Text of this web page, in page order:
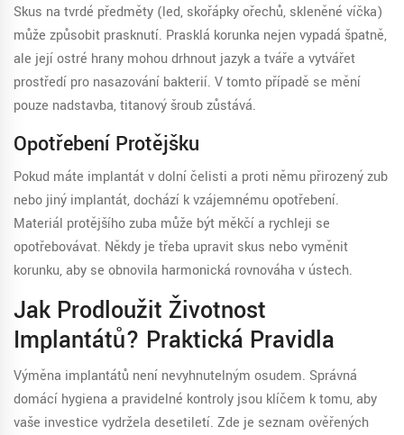
Skus na tvrdé předměty (led, skořápky ořechů, skleněné víčka)
může způsobit prasknutí. Prasklá korunka nejen vypadá špatně,
ale její ostré hrany mohou drhnout jazyk a tváře a vytvářet
prostředí pro nasazování bakterií. V tomto případě se mění
pouze nadstavba, titanový šroub zůstává.
Opotřebení Protějšku
Pokud máte implantát v dolní čelisti a proti němu přirozený zub
nebo jiný implantát, dochází k vzájemnému opotřebení.
Materiál protějšího zuba může být měkčí a rychleji se
opotřebovávat. Někdy je třeba upravit skus nebo vyměnit
korunku, aby se obnovila harmonická rovnováha v ústech.
Jak Prodloužit Životnost
Implantátů? Praktická Pravidla
Výměna implantátů není nevyhnutelným osudem. Správná
domácí hygiena a pravidelné kontroly jsou klíčem k tomu, aby
vaše investice vydržela desetiletí. Zde je seznam ověřených